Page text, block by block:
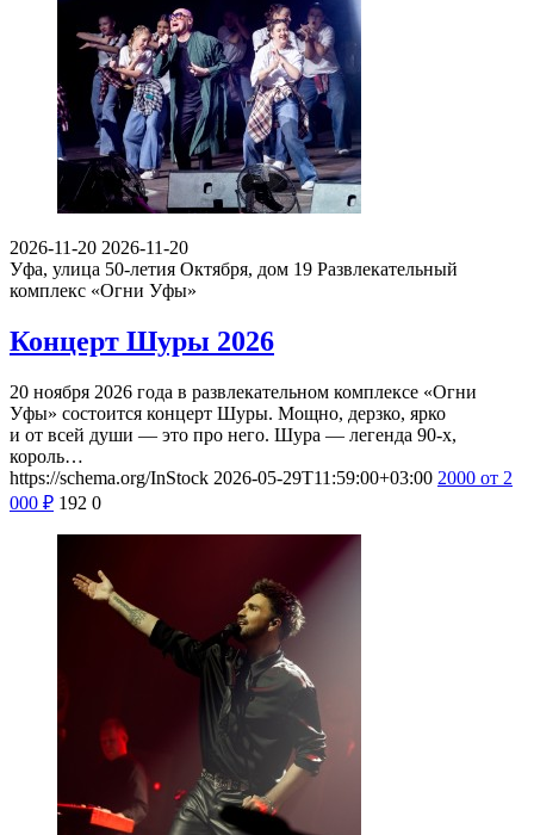
2026-11-20 2026-11-20
Уфа, улица 50-летия Октября, дом 19 Развлекательный
комплекс «Огни Уфы»
Концерт Шуры 2026
20 ноября 2026 года в развлекательном комплексе «Огни
Уфы» состоится концерт Шуры. Мощно, дерзко, ярко
и от всей души — это про него. Шура — легенда 90-х,
король…
https://schema.org/InStock 2026-05-29T11:59:00+03:00 2000 от 2
000 ₽ 192 0